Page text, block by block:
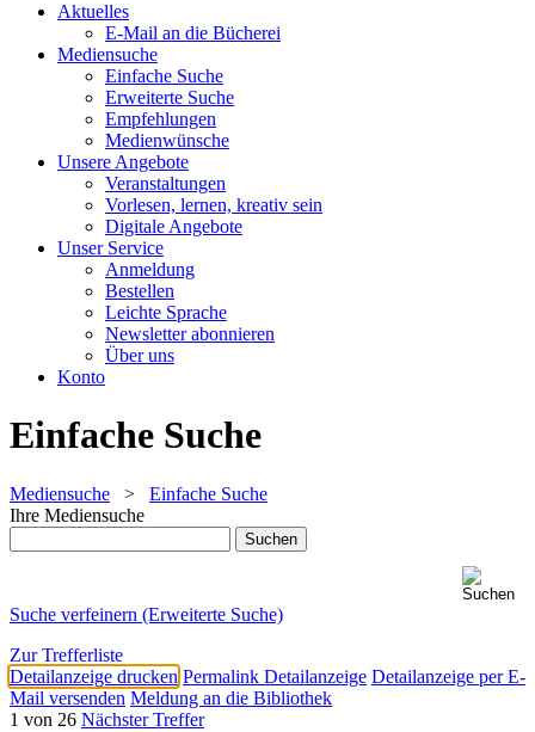
Aktuelles
E-Mail an die Bücherei
Mediensuche
Einfache Suche
Erweiterte Suche
Empfehlungen
Medienwünsche
Unsere Angebote
Veranstaltungen
Vorlesen, lernen, kreativ sein
Digitale Angebote
Unser Service
Anmeldung
Bestellen
Leichte Sprache
Newsletter abonnieren
Über uns
Konto
Einfache Suche
Mediensuche > Einfache Suche
Ihre Mediensuche
Suche verfeinern (Erweiterte Suche)
Zur Trefferliste
Detailanzeige drucken Permalink Detailanzeige Detailanzeige per E-
Mail versenden Meldung an die Bibliothek
1 von 26 Nächster Treffer